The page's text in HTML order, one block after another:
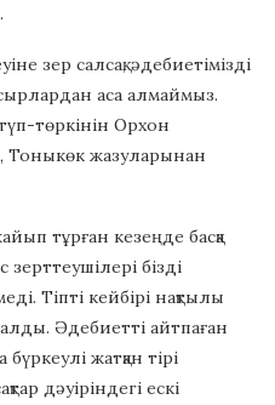
зер салсақ, әдебиетімізді
аса алмаймыз.
түп-төркінін Орхон
Тоныкөк жазуларынан
тұрған кезеңде басқа
бізді
Тіпті кейбірі нақтылы
Әдебиетті айтпаған
жатқан тірі
дәуіріндегі ескі